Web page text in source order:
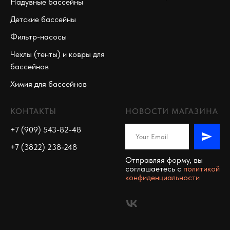
Детские бассейны
Фильтр-насосы
Чехлы (тенты) и ковры для
бассейнов
Химия для бассейнов
КОНТАКТЫ
+7 (909) 543-82-48
+7 (3822) 238-248
НОВОСТИ МАГАЗИНА
Отправляя форму, вы
соглашаетесь c политикой
конфиденциальности